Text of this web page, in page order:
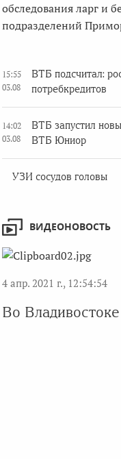
обследования ларг и
подразделений
15:55
03.08
ВТБ подсчитал:
потребкредитов
14:02
03.08
ВТБ запустил
ВТБ Юниор
УЗИ сосудов головы
ВИДЕОНОВОСТЬ
4 апр. 2021 г., 12:54:54
Во